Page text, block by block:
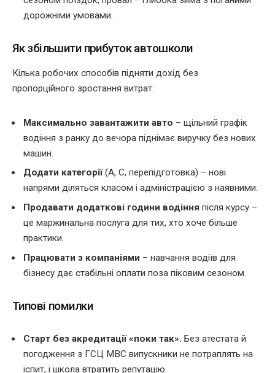
дорожніми умовами.
Як збільшити прибуток автошколи
Кілька робочих способів підняти дохід без
пропорційного зростання витрат:
Максимально завантажити авто – щільний графік
водіння з ранку до вечора піднімає виручку без нових
машин.
Додати категорії(A, C, перепідготовка) – нові
напрями діляться класом і адміністрацією з наявними.
Продавати додаткові години водіння після курсу –
це маржинальна послуга для тих, хто хоче більше
практики.
Працювати з компаніями – навчання водіїв для
бізнесу дає стабільні оплати поза піковим сезоном.
Типові помилки
Старт без акредитації «поки так». Без атестата й
погодження з ГСЦ МВС випускники не потраплять на
іспит, і школа втратить репутацію.